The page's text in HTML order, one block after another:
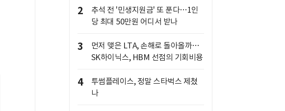
2
추석 전 '민생지원금' 또 푼다…1인
당 최대 50만원 어디서 받나
3
먼저 맺은 LTA, 손해로 돌아올까…
SK하이닉스, HBM 선점의 기회비용
4
투썸플레이스, 정말 스타벅스 제쳤
나